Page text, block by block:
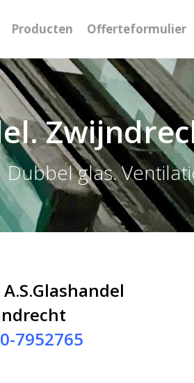
Producten Offerteformulier
Dubbel glas.
7952765